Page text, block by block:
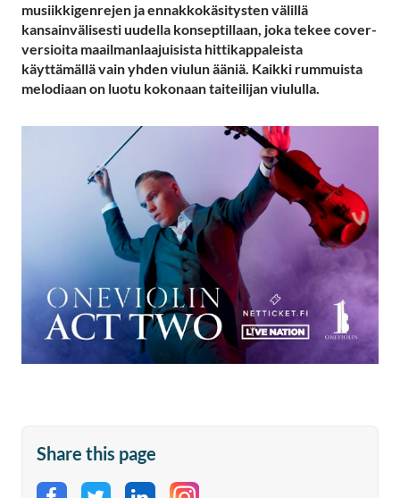
musiikkigenrejen ja ennakkokäsitysten välillä
kansainvälisesti uudella konseptillaan, joka tekee cover-
versioita maailmanlaajuisista hittikappaleista
käyttämällä vain yhden viulun ääniä. Kaikki rummuista
melodiaan on luotu kokonaan taiteilijan viululla.
Share this page